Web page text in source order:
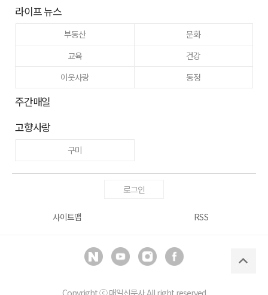
라이프 뉴스
부동산
문화
교육
건강
이웃사랑
동정
주간매일
고향사랑
구미
로그인
사이트맵 RSS